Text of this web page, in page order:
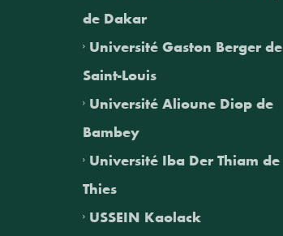
de Dakar
Université Gaston Berger de
Saint-Louis
Université Alioune Diop de
Bambey
Université Iba Der Thiam de
Thies
USSEIN Kaolack